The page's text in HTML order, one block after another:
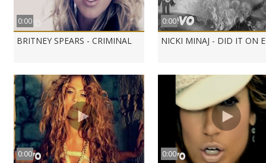
0:00
BRITNEY SPEARS - CRIMINAL
0:00
NICKI MINAJ - DID IT ON
0:00 0:00